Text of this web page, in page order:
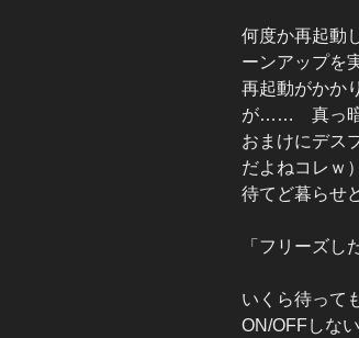
何度か再起動
ーンアップを
再起動がかか
が…… 真っ暗
おまけにデス
だよねコレｗ）
待てど暮らせ
「フリーズし
いくら待って
ON/OFFしない